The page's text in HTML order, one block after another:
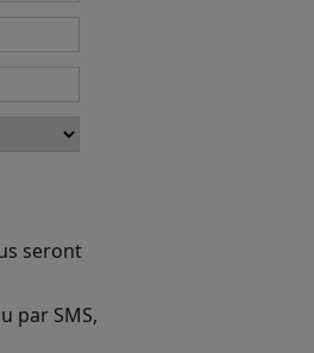
seront
par SMS,